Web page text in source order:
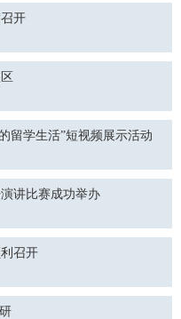
开
留学生活”短视频展示活动
讲比赛成功举办
召开